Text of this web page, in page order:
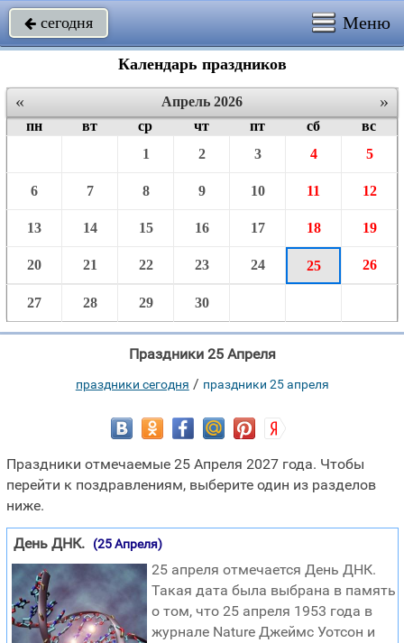
 сегодня Меню
Календарь праздников
« »
Апрель 2026
пн
вт ср чт пт сб
вс
1
2 3 4 5
6 7 8 9 10 11 12
13 14 15 16 17 18 19
20 21 22 23 24 25 26
27 28 29 30
Праздники 25 Апреля
праздники сегодня / праздники 25 апреля
Праздники отмечаемые 25 Апреля 2027 года. Чтобы
перейти к поздравлениям, выберите один из разделов
ниже.
День ДНК. (25 Апреля)
25 апреля отмечается День ДНК.
Такая дата была выбрана в память
о том, что 25 апреля 1953 года в
журнале Nature Джеймс Уотсон и